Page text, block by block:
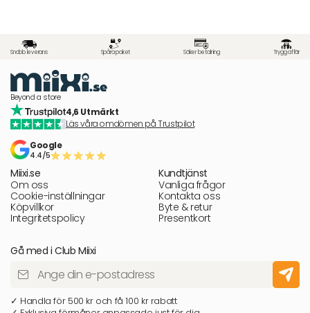
Snabb leverans Spåra paket Säker betalning Trygg affär
Beyond a store
4,6 Utmärkt
Läs våra omdömen på Trustpilot
Google
4.4/5
Miixi.se
Om oss
Cookie-inställningar
Köpvillkor
Integritetspolicy
Kundtjänst
Vanliga frågor
Kontakta oss
Byte & retur
Presentkort
Gå med i Club Miixi
✓ Handla för 500 kr och få 100 kr rabatt